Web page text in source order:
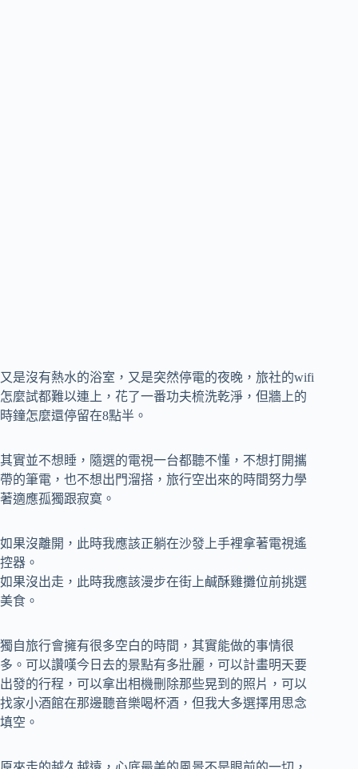
又是沒有熱水的浴室，又是突然停電的夜晚，旅社的wifi
怎麼試都難以連上，花了一番功夫梳洗乾淨，但牆上的
時鐘怎麼還停留在8點半。
其實並不想睡，隨選的電視一台都聽不懂，不想打開攜
帶的筆電，也不想出門溜搭，旅行空出來的時間努力學
著適應孤獨跟寂寞。
如果沒離開，此時我應該正躺在沙發上手裡拿著電視遙
控器。
如果沒出走，此時我應該漫步在街上鹹酥雞攤位前挑選
美食。
獨自旅行會擁有很多空白的時間，其實能做的事情很
多。可以讚嘆今日去的景點有多壯麗，可以計畫明天要
出發的行程，可以拿出相機刪除那些晃到的照片，可以
找家小酒館在那邊聽音樂喝杯酒，但我大多選擇用思念
填空。